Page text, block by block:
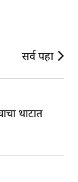
सर्व पहा
थाटात